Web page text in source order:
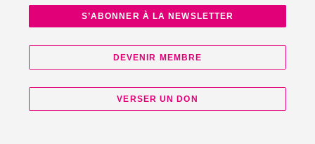
S’ABONNER À LA NEWSLETTER
DEVENIR MEMBRE
VERSER UN DON